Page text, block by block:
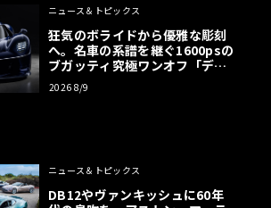
ニュース＆トピックス
狂気のボライドから優雅な彫刻
へ。名車の系譜を継ぐ1600psの
ブガッティ究極ワンオフ「デス
トリエ」
2026 8/9
ニュース＆トピックス
DB12やヴァンキッシュに60年